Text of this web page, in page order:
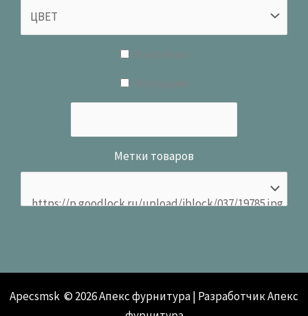
Метки товаров
Apecsmsk © 2026 Апекс фурнитура | Разработчик Апекс